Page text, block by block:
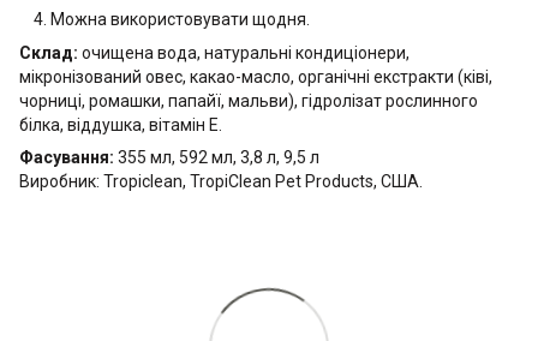
Можна використовувати щодня.
Склад: очищена вода, натуральні кондиціонери,
мікронізований овес, какао-масло, органічні екстракти (ківі,
чорниці, ромашки, папайї, мальви), гідролізат рослинного
білка, віддушка, вітамін Е.
Фасування: 355 мл, 592 мл, 3,8 л, 9,5 л
Виробник: Tropiclean, TropiClean Pet Products, США.